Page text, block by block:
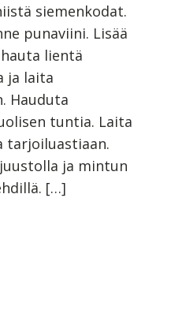
siemenkodat.
punaviini. Lisää
lientä
ja laita
Hauduta
tuntia. Laita
tarjoiluastiaan.
ja mintun
[…]